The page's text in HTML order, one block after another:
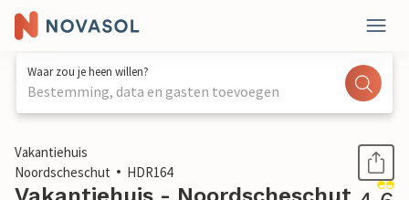
Waar zou je heen willen?
Bestemming, data en gasten toevoegen
1 / 23
Vakantiehuis
Noordscheschut
HDR164